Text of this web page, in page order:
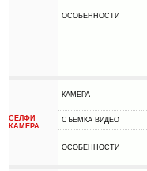
ОСОБЕННОСТИ
СЕЛФИ
КАМЕРА
КАМЕРА
СЪЕМКА ВИДЕО
ОСОБЕННОСТИ